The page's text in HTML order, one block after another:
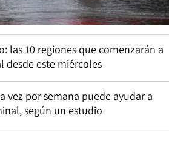
las 10 regiones que comenzarán a
desde este miércoles
vez por semana puede ayudar a
según un estudio